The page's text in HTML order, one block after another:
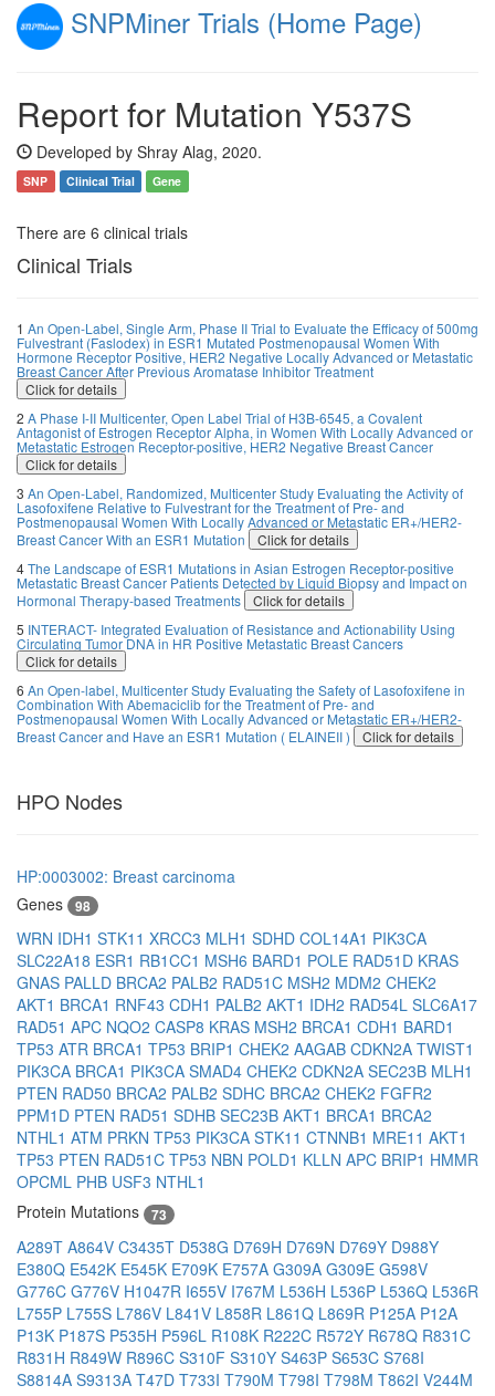
SNPMiner Trials (Home Page)
Report for Mutation Y537S
Developed by Shray Alag, 2020.
SNP Clinical Trial Gene
There are 6 clinical trials
Clinical Trials
1 An Open-Label, Single Arm, Phase II Trial to Evaluate the Efficacy of 500mg
Fulvestrant (Faslodex) in ESR1 Mutated Postmenopausal Women With
Hormone Receptor Positive, HER2 Negative Locally Advanced or Metastatic
Breast Cancer After Previous Aromatase Inhibitor Treatment
Click for details
2 A Phase I-II Multicenter, Open Label Trial of H3B-6545, a Covalent
Antagonist of Estrogen Receptor Alpha, in Women With Locally Advanced or
Metastatic Estrogen Receptor-positive, HER2 Negative Breast Cancer
Click for details
3 An Open-Label, Randomized, Multicenter Study Evaluating the Activity of
Lasofoxifene Relative to Fulvestrant for the Treatment of Pre- and
Postmenopausal Women With Locally Advanced or Metastatic ER+/HER2-
Breast Cancer With an ESR1 Mutation
Click for details
4The Landscape of ESR1 Mutations in Asian Estrogen Receptor-positive
Metastatic Breast Cancer Patients Detected by Liquid Biopsy and Impact on
Hormonal Therapy-based Treatments
Click for details
5 INTERACT- Integrated Evaluation of Resistance and Actionability Using
Circulating Tumor DNA in HR Positive Metastatic Breast Cancers
Click for details
6 An Open-label, Multicenter Study Evaluating the Safety of Lasofoxifene in
Combination With Abemaciclib for the Treatment of Pre- and
Postmenopausal Women With Locally Advanced or Metastatic ER+/HER2-
Breast Cancer and Have an ESR1 Mutation ( ELAINEII )
Click for details
HPO Nodes
HP:0003002: Breast carcinoma
Genes
98
WRN IDH1 STK11 XRCC3 MLH1 SDHD COL14A1 PIK3CA
SLC22A18 ESR1 RB1CC1 MSH6 BARD1 POLE RAD51D KRAS
GNAS PALLD BRCA2 PALB2 RAD51C MSH2 MDM2 CHEK2
AKT1 BRCA1 RNF43 CDH1 PALB2 AKT1 IDH2 RAD54L SLC6A17
RAD51 APC NQO2 CASP8 KRAS MSH2 BRCA1 CDH1 BARD1
TP53 ATR BRCA1 TP53 BRIP1 CHEK2 AAGAB CDKN2A TWIST1
PIK3CA BRCA1 PIK3CA SMAD4 CHEK2 CDKN2A SEC23B MLH1
PTEN RAD50 BRCA2 PALB2 SDHC BRCA2 CHEK2 FGFR2
PPM1D PTEN RAD51 SDHB SEC23B AKT1 BRCA1 BRCA2
NTHL1 ATM PRKN TP53 PIK3CA STK11 CTNNB1 MRE11 AKT1
TP53 PTEN RAD51C TP53 NBN POLD1 KLLN APC BRIP1 HMMR
OPCML PHB USF3 NTHL1
Protein Mutations
73
A289T A864V C3435T D538G D769H D769N D769Y D988Y
E380Q E542K E545K E709K E757A G309A G309E G598V
G776C G776V H1047R I655V I767M L536H L536P L536Q L536R
L755P L755S L786V L841V L858R L861Q L869R P125A P12A
P13K P187S P535H P596L R108K R222C R572Y R678Q R831C
R831H R849W R896C S310F S310Y S463P S653C S768I
S8814A S9313A T47D T733I T790M T798I T798M T862I V244M